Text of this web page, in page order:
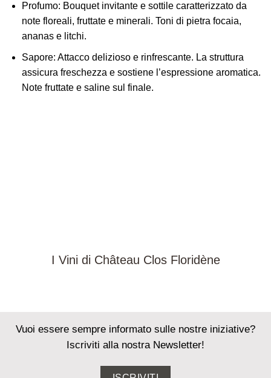
Profumo: Bouquet invitante e sottile caratterizzato da
note floreali, fruttate e minerali. Toni di pietra focaia,
ananas e litchi.
Sapore: Attacco delizioso e rinfrescante. La struttura
assicura freschezza e sostiene l’espressione aromatica.
Note fruttate e saline sul finale.
I Vini di Château Clos Floridène
Vuoi essere sempre informato sulle nostre iniziative?
Iscriviti alla nostra Newsletter!